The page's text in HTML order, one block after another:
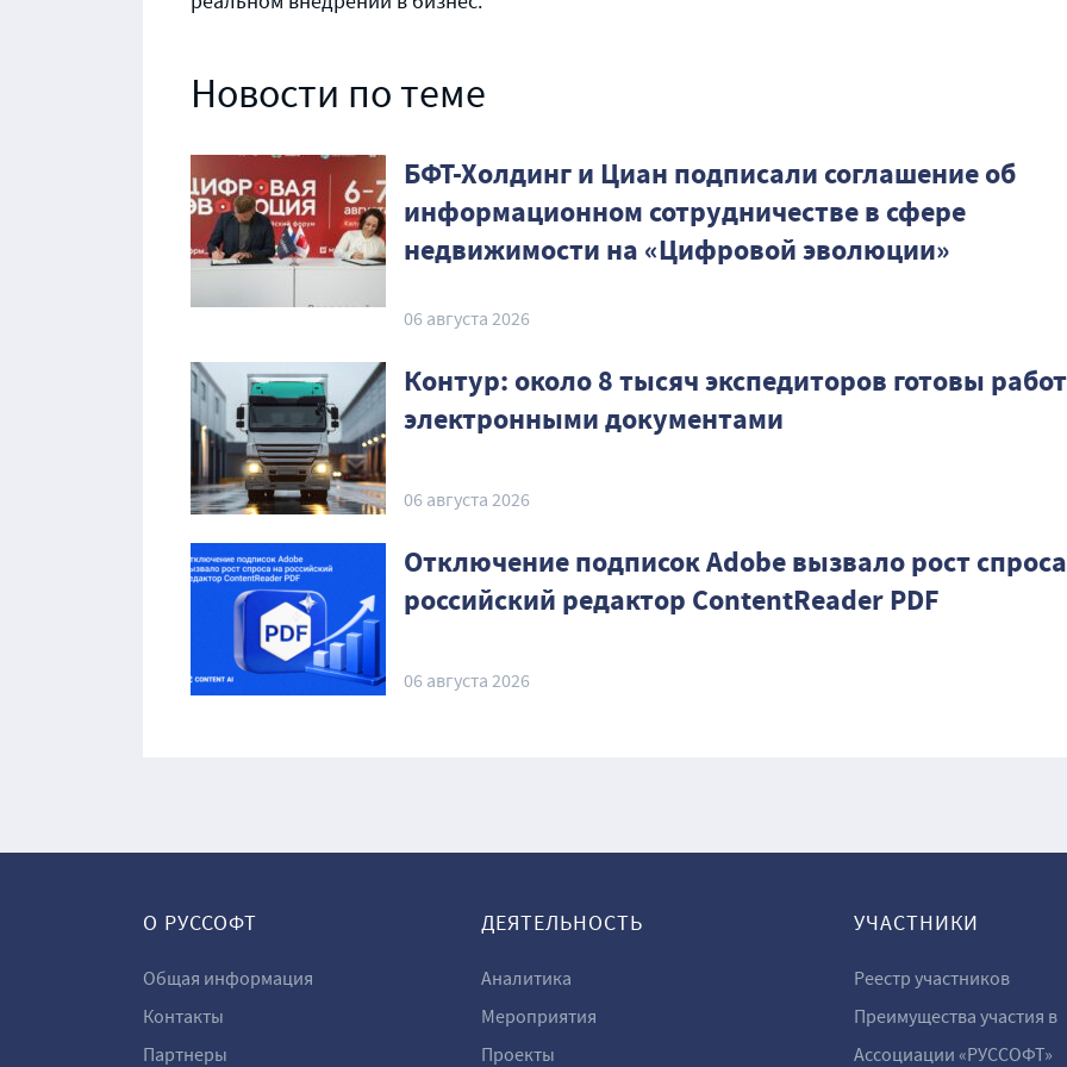
Новости по теме
БФТ-Холдинг и Циан подписали соглашение об
информационном сотрудничестве в сфере
недвижимости на «Цифровой эволюции»
06 августа 2026
Контур: около 8 тысяч экспедиторов готовы
электронными документами
06 августа 2026
Отключение подписок Adobe вызвало рост
российский редактор ContentReader PDF
06 августа 2026
О РУССОФТ
Общая информация
Контакты
Партнеры
ДЕЯТЕЛЬНОСТЬ
Аналитика
Мероприятия
Проекты
УЧАСТНИКИ
Реестр участников
Преимущества участия в
Ассоциации «РУССОФТ»